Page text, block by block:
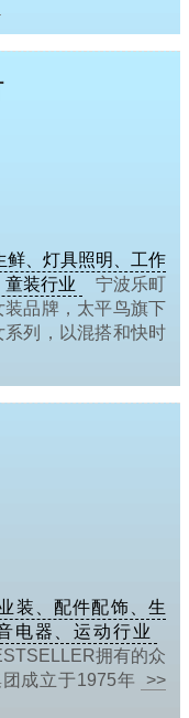
鲜、灯具照明、工作
童装行业
宁波乐町
品牌，太平鸟旗下
列，以混搭和快时
装、配件配饰、生
电器、运动行业
拥有的众
成立于1975年
>>